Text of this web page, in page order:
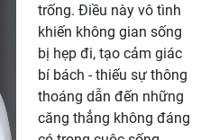
trống. Điều này vô tình
khiến không gian sống
bị hẹp đi, tạo cảm giác
bí bách - thiếu sự thông
thoáng dẫn đến những
căng thẳng không đáng